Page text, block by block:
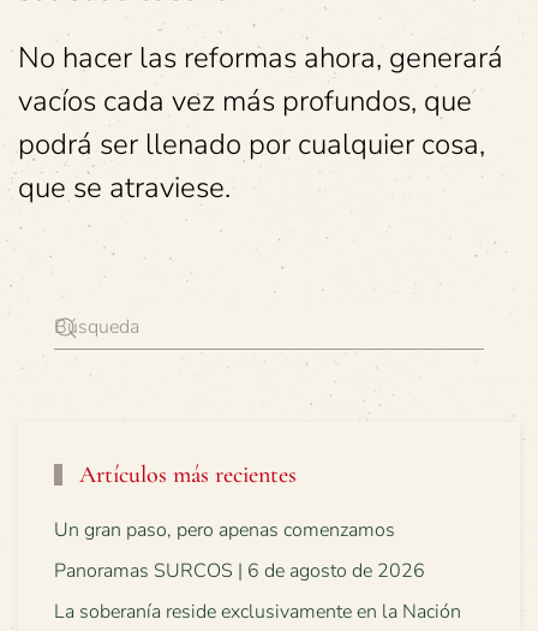
No hacer las reformas ahora, generará
vacíos cada vez más profundos, que
podrá ser llenado por cualquier cosa,
que se atraviese.
Artículos más recientes
Un gran paso, pero apenas comenzamos
Panoramas SURCOS | 6 de agosto de 2026
La soberanía reside exclusivamente en la Nación